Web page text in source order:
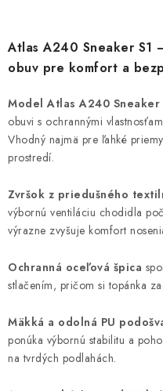
Atlas A240 Sneaker S1
obuv pre komfort a
Model Atlas A240 Sneaker
obuvi s ochrannými
Vhodný najmä pre ľahké
prostredí.
Zvršok z priedušného
výbornú ventiláciu chodidla
výrazne zvyšuje komfort
Ochranná oceľová špica
stlačením, pričom si topánka
Mäkká a odolná PU
ponúka výbornú stabilitu a
na tvrdých podlahách.